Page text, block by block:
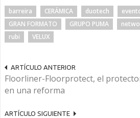
barreira CERÁMICA duotech
GRAN FORMATO
GRUPO PUMA
rubi
VELUX
ARTÍCULO ANTERIOR
Floorliner-Floorprotect, el
en una reforma
ARTÍCULO SIGUIENTE